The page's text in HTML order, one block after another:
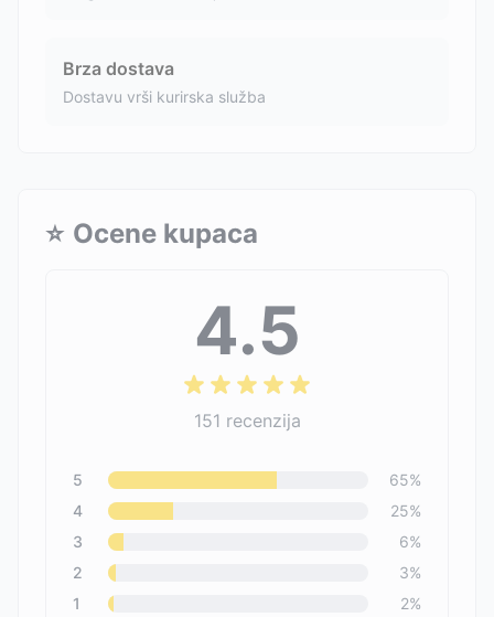
Brza dostava
Dostavu vrši kurirska služba
⭐ Ocene kupaca
4.5
151 recenzija
5 65%
4
25%
3
6%
2
3%
1
2%